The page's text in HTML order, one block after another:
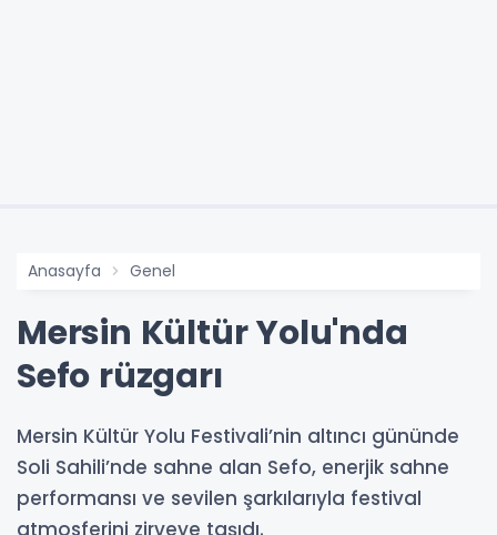
Anasayfa Genel
Mersin Kültür Yolu'nda
Sefo rüzgarı
Mersin Kültür Yolu Festivali’nin altıncı gününde
Soli Sahili’nde sahne alan Sefo, enerjik sahne
performansı ve sevilen şarkılarıyla festival
atmosferini zirveye taşıdı.